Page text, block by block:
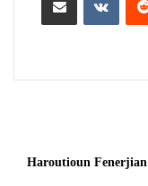
Haroutioun